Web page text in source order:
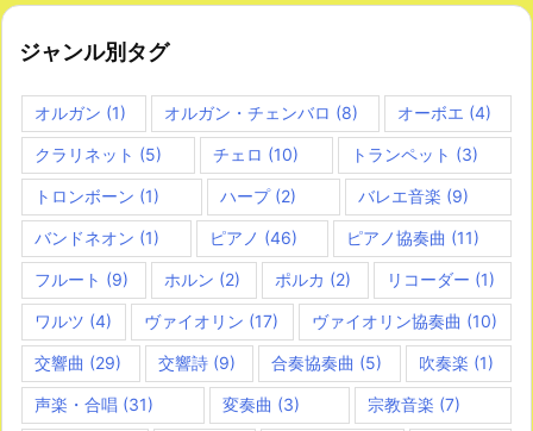
ジャンル別タグ
オルガン (1) オルガン・チェンバロ (8) オーボエ (4)
クラリネット (5) チェロ (10) トランペット (3)
トロンボーン (1) ハープ(2) バレエ音楽 (9)
バンドネオン (1) ピアノ (46) ピアノ協奏曲 (11)
フルート (9) ホルン (2) ポルカ (2) リコーダー (1)
ワルツ (4) ヴァイオリン (17) ヴァイオリン協奏曲 (10)
交響曲 (29) 交響詩(9) 合奏協奏曲 (5) 吹奏楽 (1)
声楽・合唱 (31) 変奏曲 (3) 宗教音楽 (7)